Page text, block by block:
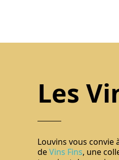
Les
Louvins vous
deVins Fins, une